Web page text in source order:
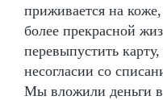
приживается на
более прекрасной
перевыпустить
несогласии со
Мы вложили деньги в